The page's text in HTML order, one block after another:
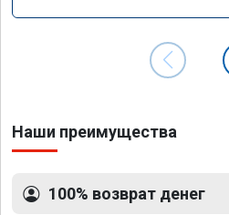
Наши преимущества
100% возврат денег